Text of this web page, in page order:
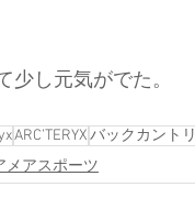
少し元気がでた。
ARC’TERYXバックカント
メアスポーツ